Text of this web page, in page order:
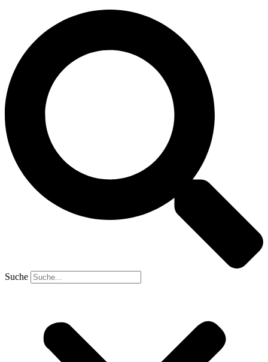
Suche